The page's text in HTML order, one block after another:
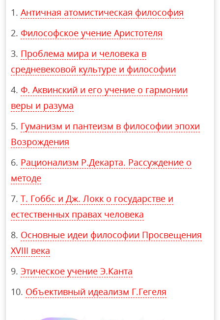
Античная атомистическая философия
Философское учение Аристотеля
Проблема мира и человека в
средневековой культуре и философии
Ф. Аквинский и его учение о гармонии
веры и разума
Гуманизм и пантеизм в философии эпохи
Возрождения
Рационализм Р.Декарта. Рассуждение о
методе
Т. Гоббс и Дж. Локк о государстве и
естественных правах человека
Основные идеи философии Просвещения
ХVIII века
Этическое учение Э.Канта
Объективный идеализм Г.Гегеля